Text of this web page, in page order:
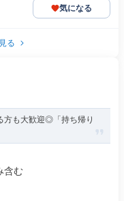
気になる
る
方も大歓迎◎「持ち帰り
含む